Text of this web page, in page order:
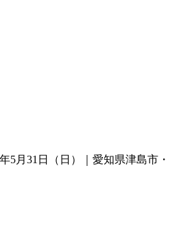
5月31日（日）｜愛知県津島市・